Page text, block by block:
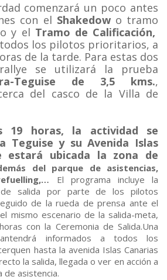
comenzará un poco antes
con el Shakedowo tramo
y el Tramo de Calificación,
los pilotos prioritarios, a
de la tarde. Para estas dos
rallye se utilizará la prueba
Teguise de 3,5 kms.,
del casco de la Villa de
19 horas, la actividad se
Teguise y su Avenida Islas
estará ubicada la zona de
del parque de asistencias,
El programa incluye la
salida por parte de los pilotos
de la rueda de prensa ante el
mismo escenario de la salida-meta,
con la Ceremonia de Salida.Una
informados a todos los
hasta la avenida Islas Canarias
la salida, llegada o ver en acción a
de asistencia.